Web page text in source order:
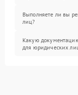
Выполняете ли вы
лиц?
Какую
для юридических